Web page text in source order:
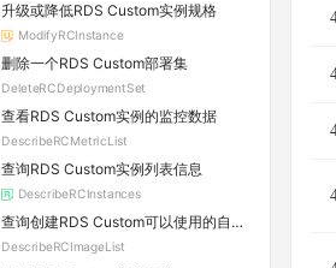
升级或降低RDS Custom实例规格
ModifyRCInstance
删除一个RDS Custom部署集
DeleteRCDeploymentSet
查看RDS Custom实例的监控数据
DescribeRCMetricList
查询RDS Custom实例列表信息
DescribeRCInstances
查询创建RDS Custom可以使用的自定义镜像列表
DescribeRCImageList